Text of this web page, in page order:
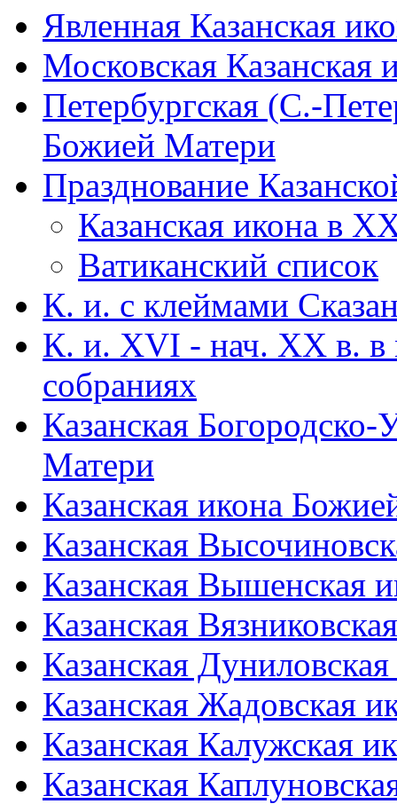
Явленная Казанская
Московская
Петербургская (С.-
Божией Матери
Празднование
Казанская икона в
Ватиканский список
К. и. с клеймами
К. и. XVI - нач. XX в. в
собраниях
Казанская
Матери
Казанская икона
Казанская
Казанская Вышенская
Казанская
Казанская
Казанская Жадовская
Казанская Калужская
Казанская